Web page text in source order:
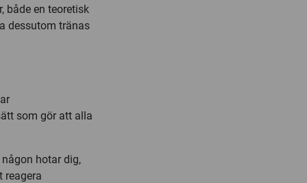
både en teoretisk
dessutom tränas
som gör att alla
hotar dig,
reagera